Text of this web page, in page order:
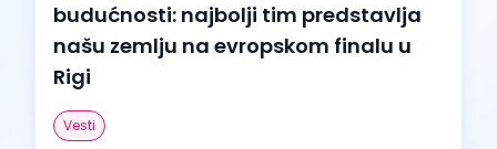
budućnosti: najbolji tim predstavlja
našu zemlju na evropskom finalu u
Rigi
Vesti